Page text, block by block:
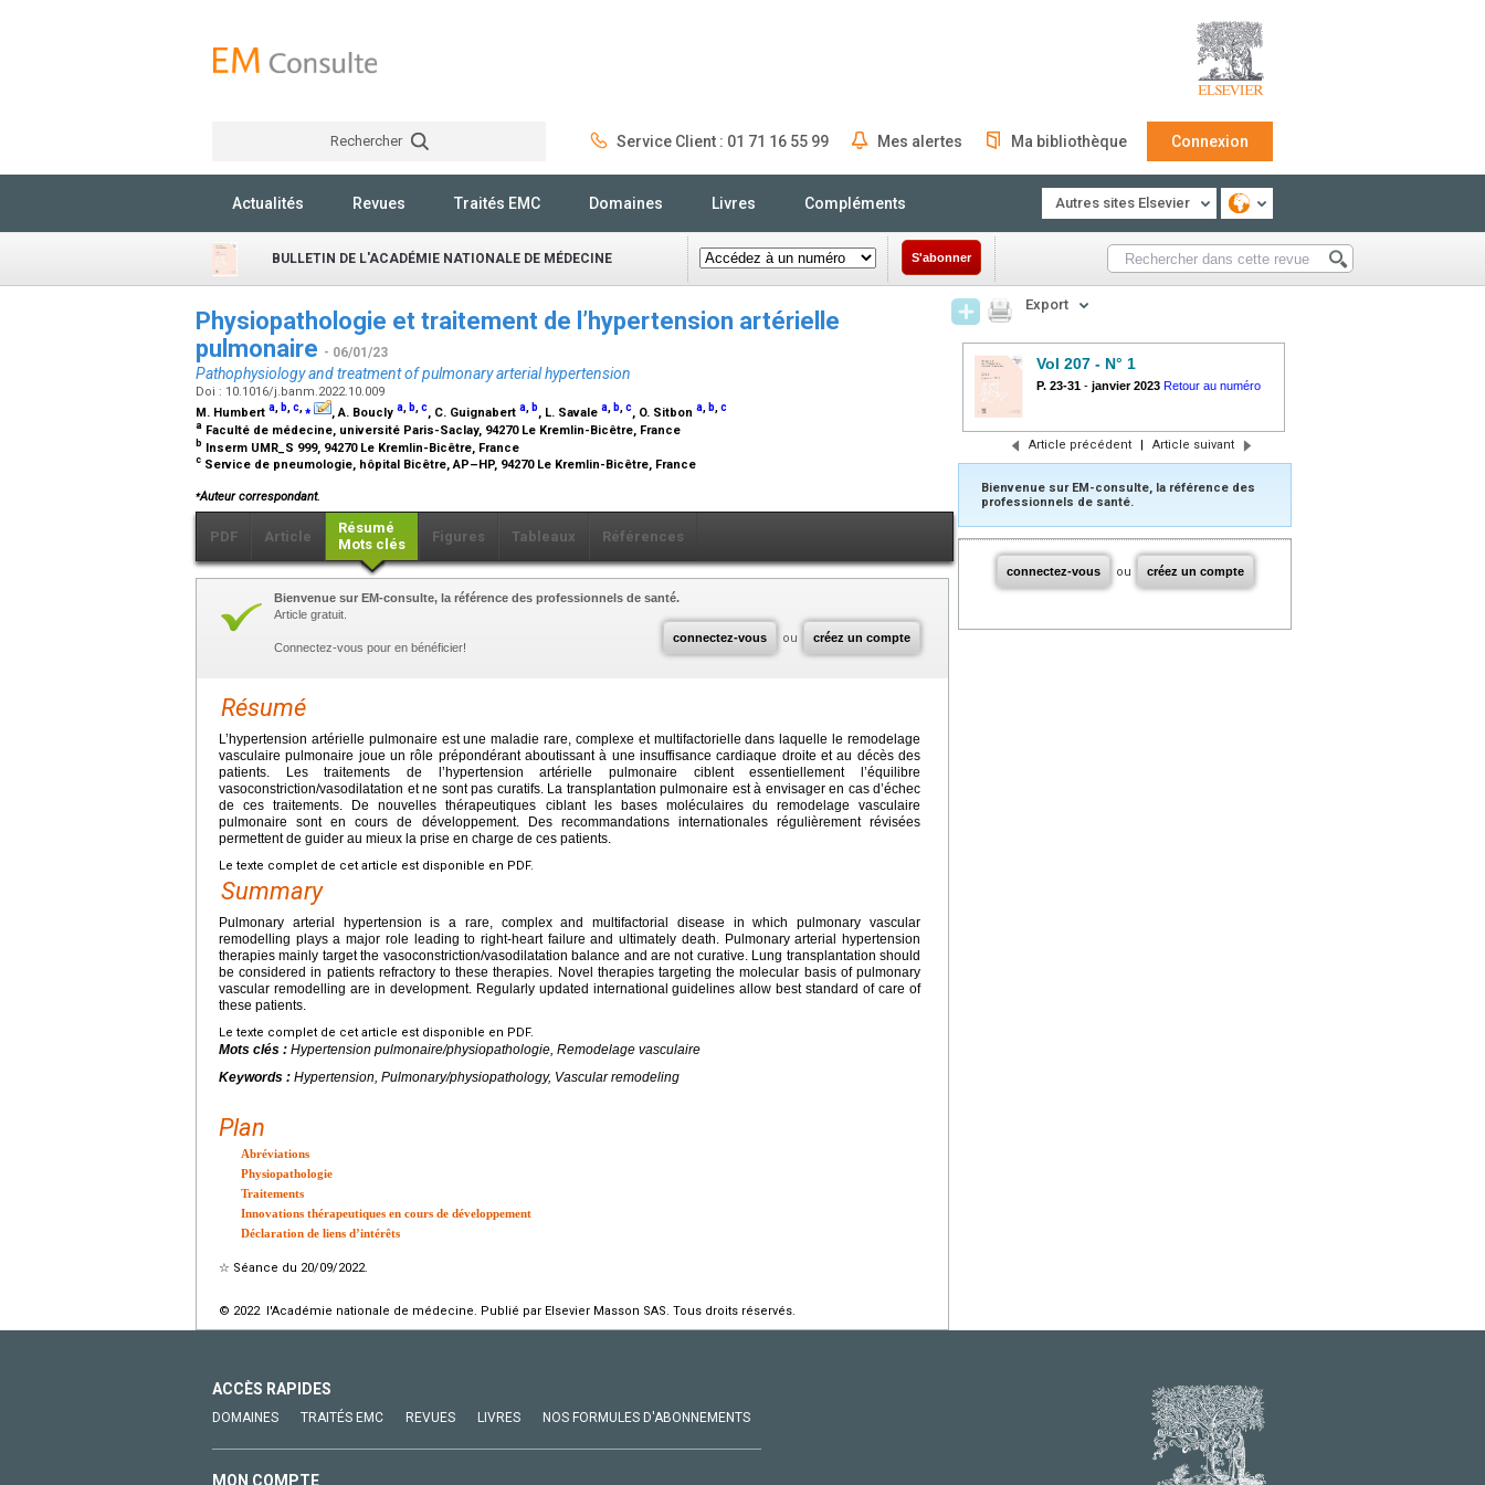
Rechercher Service Client : 01 71 16 55 99 Mes alertes Ma bibliothèque Connexion
Actualités Revues Traités EMC Domaines Livres Compléments Autres sites Elsevier
BULLETIN DE L'ACADÉMIE NATIONALE DE MÉDECINE S'abonner
Physiopathologie et traitement de l’hypertension artérielle
pulmonaire - 06/01/23
Pathophysiology and treatment of pulmonary arterial hypertension
Doi : 10.1016/j.banm.2022.10.009
M. Humbert a, b,c,⁎ , A. Boucly a, b,c, C. Guignabert a, b, L. Savale a, b,c, O. Sitbon a, b,c
a Faculté de médecine, université Paris-Saclay, 94270 Le Kremlin-Bicêtre, France
b Inserm UMR_S 999, 94270 Le Kremlin-Bicêtre, France
c Service de pneumologie, hôpital Bicêtre, AP–HP, 94270 Le Kremlin-Bicêtre, France
⁎Auteur correspondant.
PDF Article
Résumé
Mots clés
Figures Tableaux Références
connectez-vous ou créez un compte
Bienvenue sur EM-consulte, la référence des professionnels de santé.
Article gratuit.
Connectez-vous pour en bénéficier!
Résumé
L’hypertension artérielle pulmonaire est une maladie rare, complexe et multifactorielle dans laquelle le remodelage
vasculaire pulmonaire joue un rôle prépondérant aboutissant à une insuffisance cardiaque droite et au décès des
patients. Les traitements de l’hypertension artérielle pulmonaire ciblent essentiellement l’équilibre
vasoconstriction/vasodilatation et ne sont pas curatifs. La transplantation pulmonaire est à envisager en cas d’échec
de ces traitements. De nouvelles thérapeutiques ciblant les bases moléculaires du remodelage vasculaire
pulmonaire sont en cours de développement. Des recommandations internationales régulièrement révisées
permettent de guider au mieux la prise en charge de ces patients.
Le texte complet de cet article est disponible en PDF.
Summary
Pulmonary arterial hypertension is a rare, complex and multifactorial disease in which pulmonary vascular
remodelling plays a major role leading to right-heart failure and ultimately death. Pulmonary arterial hypertension
therapies mainly target the vasoconstriction/vasodilatation balance and are not curative. Lung transplantation should
be considered in patients refractory to these therapies. Novel therapies targeting the molecular basis of pulmonary
vascular remodelling are in development. Regularly updated international guidelines allow best standard of care of
these patients.
Le texte complet de cet article est disponible en PDF.
Mots clés : Hypertension pulmonaire/physiopathologie, Remodelage vasculaire
Keywords : Hypertension, Pulmonary/physiopathology, Vascular remodeling
Plan
Abréviations
Physiopathologie
Traitements
Innovations thérapeutiques en cours de développement
Déclaration de liens d’intérêts
☆ Séance du 20/09/2022.
© 2022 l'Académie nationale de médecine. Publié par Elsevier Masson SAS. Tous droits réservés.
Export
Vol 207 - N° 1
P. 23-31 - janvier 2023 Retour au numéro
Article précédent | Article suivant
Bienvenue sur EM-consulte, la référence des
professionnels de santé.
connectez-vous ou créez un compte
ACCÈS RAPIDES
DOMAINES TRAITÉS EMC REVUES LIVRES NOS FORMULES D'ABONNEMENTS
MON COMPTE